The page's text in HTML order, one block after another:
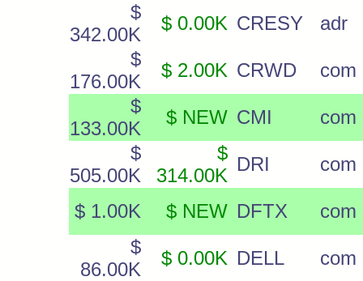
$
342.00K
$ 0.00K CRESY
adr
$
176.00K
$ 2.00K CRWD
com
$
133.00K
$ NEW CMI
com
$
505.00K
$
314.00K
DRI com
$ 1.00K $ NEW DFTX
com
$
86.00K
$ 0.00K DELL
com